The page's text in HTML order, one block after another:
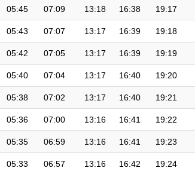
05:45 07:09 13:18 16:38 19:17
05:43 07:07 13:17 16:39 19:18
05:42 07:05 13:17 16:39 19:19
05:40 07:04 13:17 16:40 19:20
05:38 07:02 13:17 16:40 19:21
05:36 07:00 13:16 16:41 19:22
05:35 06:59 13:16 16:41 19:23
05:33 06:57 13:16 16:42 19:24